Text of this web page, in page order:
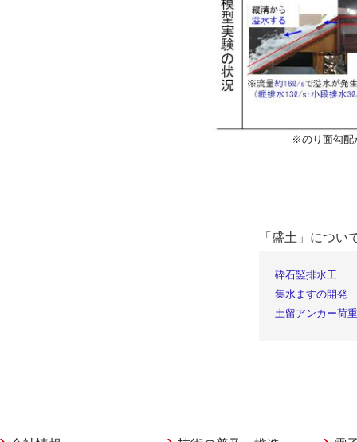
※のり面勾配
「盛土」につい
砕石竪排水工
集水ますの開発
土留アンカー荷